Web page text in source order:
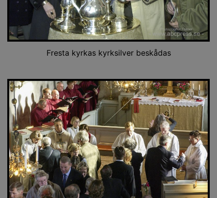
Fresta kyrkas kyrksilver beskådas